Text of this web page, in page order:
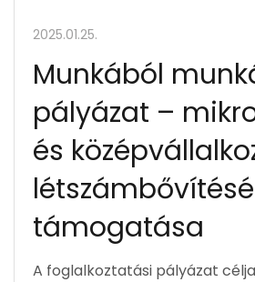
2025.01.25.
Munkából
pályázat –
és
támogatása
A foglalkoztatási pályázat